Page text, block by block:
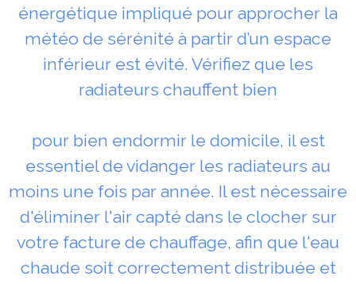
énergétique impliqué pour approcher la
météo de sérénité à partir d’un espace
inférieur est évité. Vérifiez que les
radiateurs chauffent bien
pour bien endormir le domicile, il est
essentiel de vidanger les radiateurs au
moins une fois par année. Il est nécessaire
d'éliminer l'air capté dans le clocher sur
votre facture de chauffage, afin que l'eau
chaude soit correctement distribuée et